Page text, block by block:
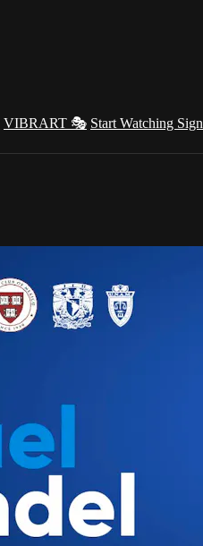
VIBRART 🎭 Start Watching